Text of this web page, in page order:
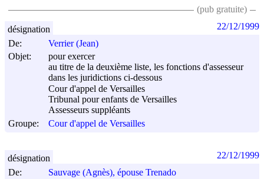
(pub gratuite)
De:
Verrier (Jean)
Objet:
pour exercer
au titre de la deuxième liste, les fonctions d'assesseur
dans les juridictions ci-dessous
Cour d'appel de Versailles
Tribunal pour enfants de Versailles
Assesseurs suppléants
Groupe:
Cour d'appel de Versailles
désignation 22/12/1999
De:
Sauvage (Agnès), épouse Trenado
désignation 22/12/1999